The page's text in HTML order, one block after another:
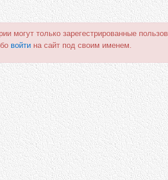
могут только зарегестрированные
войти на сайт под своим именем.